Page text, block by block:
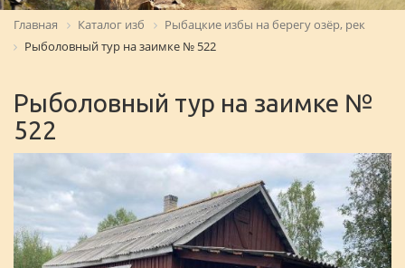
Главная Каталог изб
Рыбацкие избы на берегу озёр, рек
Рыболовный тур на заимке № 522
Рыболовный тур на заимке №
522